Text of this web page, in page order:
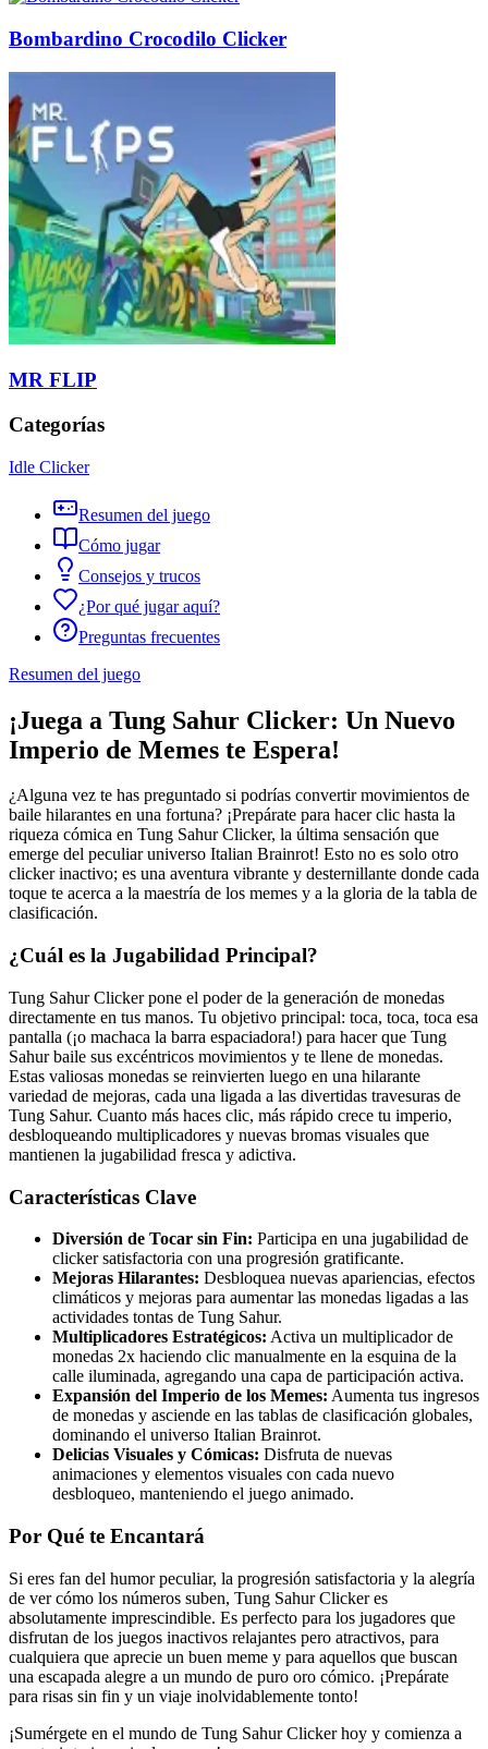
Bombardino Crocodilo Clicker
MR FLIP
Categorías
Idle Clicker
Resumen del juego
Cómo jugar
Consejos y trucos
¿Por qué jugar aquí?
Preguntas frecuentes
Resumen del juego
¡Juega a Tung Sahur Clicker: Un Nuevo
Imperio de Memes te Espera!
¿Alguna vez te has preguntado si podrías convertir movimientos de
baile hilarantes en una fortuna? ¡Prepárate para hacer clic hasta la
riqueza cómica en Tung Sahur Clicker, la última sensación que
emerge del peculiar universo Italian Brainrot! Esto no es solo otro
clicker inactivo; es una aventura vibrante y desternillante donde cada
toque te acerca a la maestría de los memes y a la gloria de la tabla de
clasificación.
¿Cuál es la Jugabilidad Principal?
Tung Sahur Clicker pone el poder de la generación de monedas
directamente en tus manos. Tu objetivo principal: toca, toca, toca esa
pantalla (¡o machaca la barra espaciadora!) para hacer que Tung
Sahur baile sus excéntricos movimientos y te llene de monedas.
Estas valiosas monedas se reinvierten luego en una hilarante
variedad de mejoras, cada una ligada a las divertidas travesuras de
Tung Sahur. Cuanto más haces clic, más rápido crece tu imperio,
desbloqueando multiplicadores y nuevas bromas visuales que
mantienen la jugabilidad fresca y adictiva.
Características Clave
Diversión de Tocar sin Fin: Participa en una jugabilidad de
clicker satisfactoria con una progresión gratificante.
Mejoras Hilarantes: Desbloquea nuevas apariencias, efectos
climáticos y mejoras para aumentar las monedas ligadas a las
actividades tontas de Tung Sahur.
Multiplicadores Estratégicos: Activa un multiplicador de
monedas 2x haciendo clic manualmente en la esquina de la
calle iluminada, agregando una capa de participación activa.
Expansión del Imperio de los Memes: Aumenta tus ingresos
de monedas y asciende en las tablas de clasificación globales,
dominando el universo Italian Brainrot.
Delicias Visuales y Cómicas: Disfruta de nuevas
animaciones y elementos visuales con cada nuevo
desbloqueo, manteniendo el juego animado.
Por Qué te Encantará
Si eres fan del humor peculiar, la progresión satisfactoria y la alegría
de ver cómo los números suben, Tung Sahur Clicker es
absolutamente imprescindible. Es perfecto para los jugadores que
disfrutan de los juegos inactivos relajantes pero atractivos, para
cualquiera que aprecie un buen meme y para aquellos que buscan
una escapada alegre a un mundo de puro oro cómico. ¡Prepárate
para risas sin fin y un viaje inolvidablemente tonto!
¡Sumérgete en el mundo de Tung Sahur Clicker hoy y comienza a